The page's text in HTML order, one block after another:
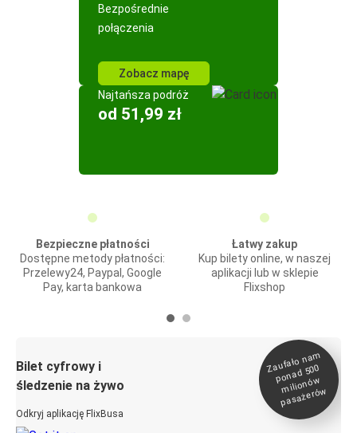
Bezpośrednie
połączenia
Zobacz mapę
Najtańsza podróż
od 51,99 zł
Bezpieczne płatności
Dostępne metody płatności:
Przelewy24, Paypal, Google
Pay, karta bankowa
Łatwy zakup
Kup bilety online, w naszej
aplikacji lub w sklepie
Flixshop
Bilet cyfrowy i
śledzenie na żywo
Odkryj aplikację FlixBusa
Zaufało na
m
ponad 500
milionó
w
pasażeró
w